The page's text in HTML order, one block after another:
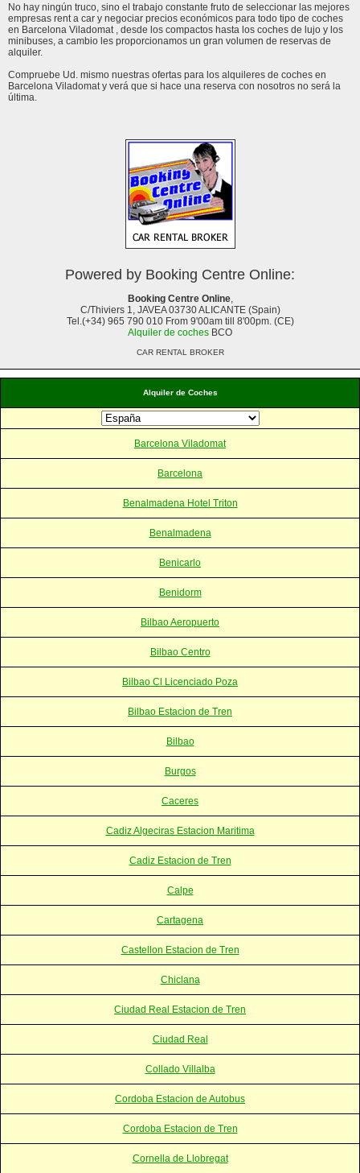
Alquiler de Coches
Barcelona Viladomat
Barcelona
Benalmadena Hotel Triton
Benalmadena
Benicarlo
Benidorm
Bilbao Aeropuerto
Bilbao Centro
Bilbao Cl Licenciado Poza
Bilbao Estacion de Tren
Bilbao
Burgos
Caceres
Cadiz Algeciras Estacion Maritima
Cadiz Estacion de Tren
Calpe
Cartagena
Castellon Estacion de Tren
Chiclana
Ciudad Real Estacion de Tren
Ciudad Real
Collado Villalba
Cordoba Estacion de Autobus
Cordoba Estacion de Tren
Cornella de Llobregat
No hay ningún truco, sino el trabajo constante fruto de seleccionar las mejores
empresas rent a car y negociar precios económicos para todo tipo de coches
en Barcelona Viladomat , desde los compactos hasta los coches de lujo y los
minibuses, a cambio les proporcionamos un gran volumen de reservas de
alquiler.
Compruebe Ud. mismo nuestras ofertas para los alquileres de coches en
Barcelona Viladomat y verá que si hace una reserva con nosotros no será la
última.
Powered by Booking Centre Online:
Booking Centre Online,
C/Thiviers 1, JAVEA 03730 ALICANTE (Spain)
Tel.(+34) 965 790 010 From 9'00am till 8'00pm. (CE)
Alquiler de coches BCO
CAR RENTAL BROKER